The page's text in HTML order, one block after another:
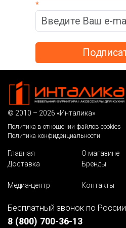
*
© 2010 – 2026 «Инталика»
Политика в отношении файлов cookies
Политика конфиденциальности
Главная О магазине
Доставка
Бренды
Медиа-центр
Контакты
Бесплатный звонок по России
8 (800) 700-36-13